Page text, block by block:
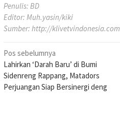
Penulis: BD
Editor: Muh.yasin/kiki
Sumber: http://klivetvindonesia.com
Navigasi
pos
Pos sebelumnya
Lahirkan ‘Darah Baru’ di Bumi
Sidenreng Rappang, Matadors
Perjuangan Siap Bersinergi deng